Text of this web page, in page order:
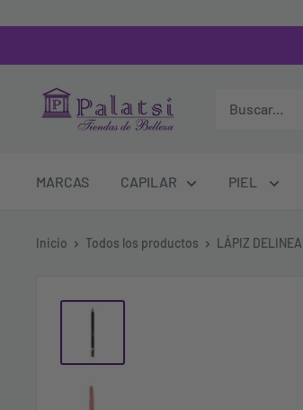
MARCAS CAPILAR PIEL
Inicio Todos los productos LÁPIZ